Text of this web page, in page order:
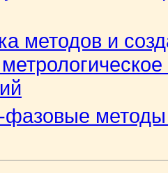
методов и
фазовые